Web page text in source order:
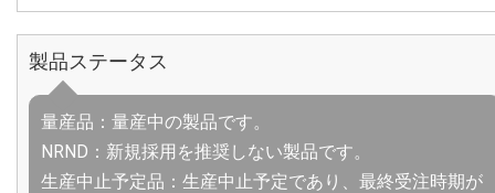
製品ステータス
量産品：量産中の製品です。
NRND：新規採用を推奨しない製品です。
生産中止予定品：生産中止予定であり、最終受注時期が